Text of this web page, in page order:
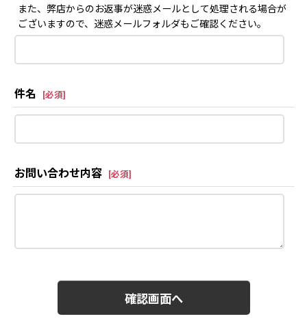
また、弊店からのお返事が迷惑メールとして処理される場合が
ございますので、迷惑メールフォルダもご確認ください。
件名 [必須]
お問い合わせ内容 [必須]
確認画面へ